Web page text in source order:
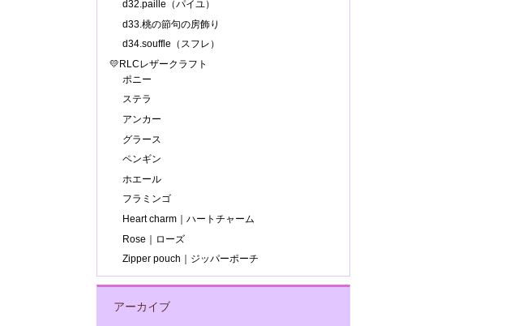
d32.paille（パイユ）
d33.桃の節句の房飾り
d34.souffle（スフレ）
💛RLCレザークラフト
ポニー
ステラ
アンカー
グラース
ペンギン
ホエール
フラミンゴ
Heart charm｜ハートチャーム
Rose｜ローズ
Zipper pouch｜ジッパーポーチ
アーカイブ